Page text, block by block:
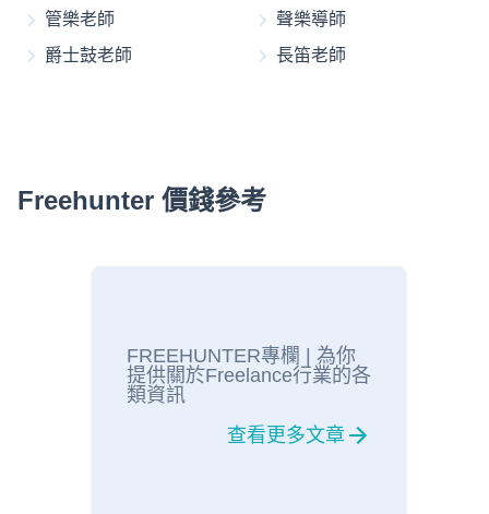
管樂老師
聲樂導師
爵士鼓老師
長笛老師
Freehunter 價錢參考
FREEHUNTER專欄 | 為你
提供關於Freelance行業的各
類資訊
查看更多文章